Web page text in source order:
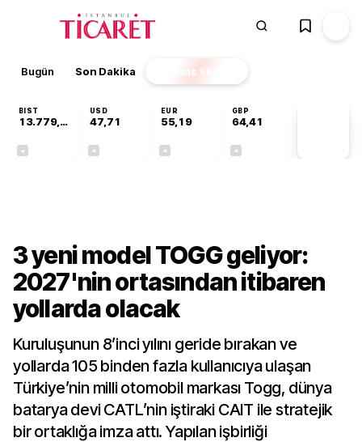
Bugün Son Dakika Finans EKSTRA
BIST
13.779,39
USD
47,71
EUR
55,19
GBP
64,41
3 yeni model TOGG geliyor:
2027'nin ortasından itibaren
yollarda olacak
Kuruluşunun 8’inci yılını geride bırakan ve
yollarda 105 binden fazla kullanıcıya ulaşan
Türkiye’nin milli otomobil markası Togg, dünya
batarya devi CATL’nin iştiraki CAIT ile stratejik
bir ortaklığa imza attı. Yapılan işbirliği